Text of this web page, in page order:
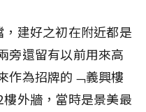
建好之初在附近都是
旁還留有以前用來高
作為招牌的﹁義興樓
外牆，當時是景美最